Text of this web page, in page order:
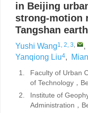
in Beijing
strong-motion
Tangshan
Yushi Wang1, 2, 3, ,
Yanqiong Liu4,
1.
Faculty of Urban
of Technology，
2.
Institute of
Administration，